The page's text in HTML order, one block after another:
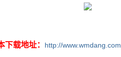
载地址： http://www.wmdang.com